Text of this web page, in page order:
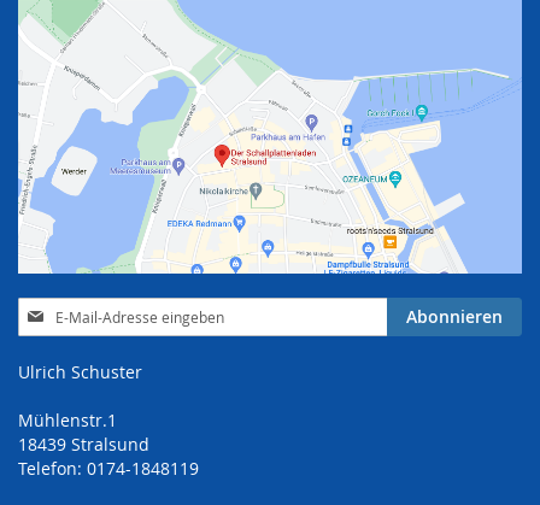
Anmeldung
zum
Abonnieren
Ulrich Schuster
Mühlenstr.1
18439 Stralsund
Telefon: 0174-1848119